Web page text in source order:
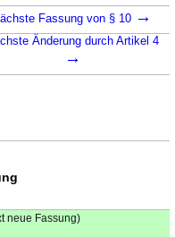
Fassung von § 10 →
Änderung durch Artikel 4
→
neue Fassung)